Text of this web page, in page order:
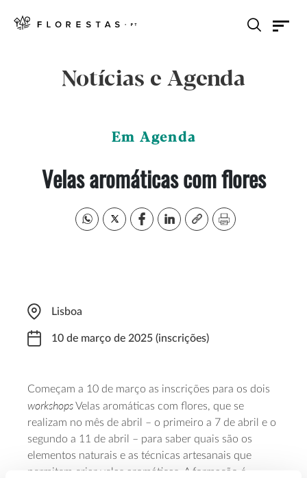
Notícias e Agenda
Em Agenda
Velas aromáticas com flores
Lisboa
10 de março de 2025 (inscrições)
Começam a 10 de março as inscrições para os dois
workshopsVelas aromáticas com flores, que se
realizam no mês de abril – o primeiro a 7 de abril e o
segundo a 11 de abril – para saber quais são os
elementos naturais e as técnicas artesanais que
permitem criar velas aromáticas. A formação é